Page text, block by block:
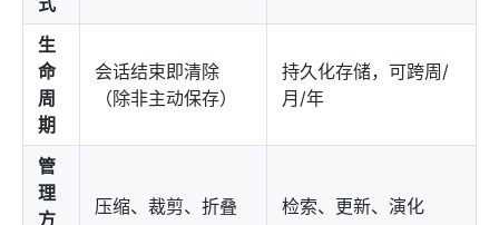
生
命
周
期
会话结束即清除
（除非主动保存）
持久化存储，可跨周/
月/年
管
理
方
压缩、裁剪、折叠 检索、更新、演化